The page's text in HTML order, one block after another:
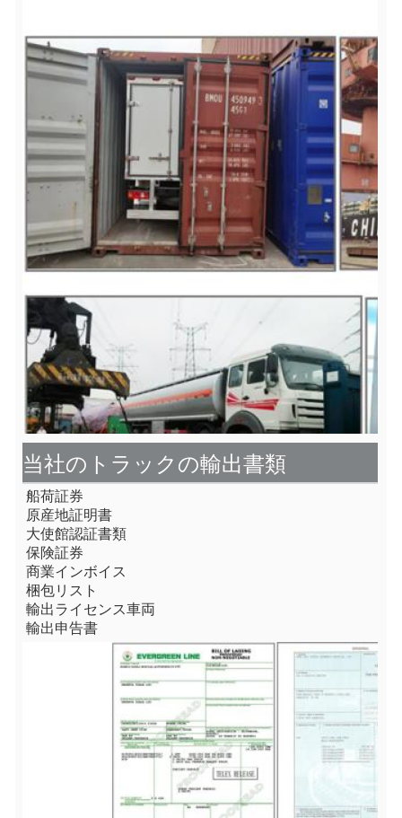
当社のトラックの輸出書類
船荷証券
原産地証明書
大使館認証書類
保険証券
商業インボイス
梱包リスト
輸出ライセンス車両
輸出申告書